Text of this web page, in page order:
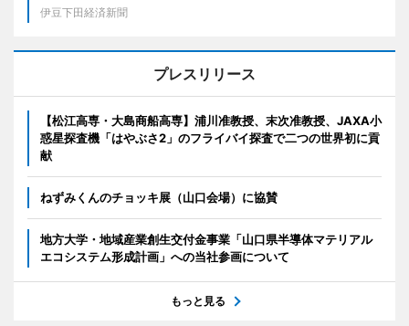
伊豆下田経済新聞
プレスリリース
【松江高専・大島商船高専】浦川准教授、末次准教授、JAXA小
惑星探査機「はやぶさ2」のフライバイ探査で二つの世界初に貢
献
ねずみくんのチョッキ展（山口会場）に協賛
地方大学・地域産業創生交付金事業「山口県半導体マテリアル
エコシステム形成計画」への当社参画について
もっと見る